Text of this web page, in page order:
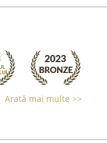
Arată mai multe >>